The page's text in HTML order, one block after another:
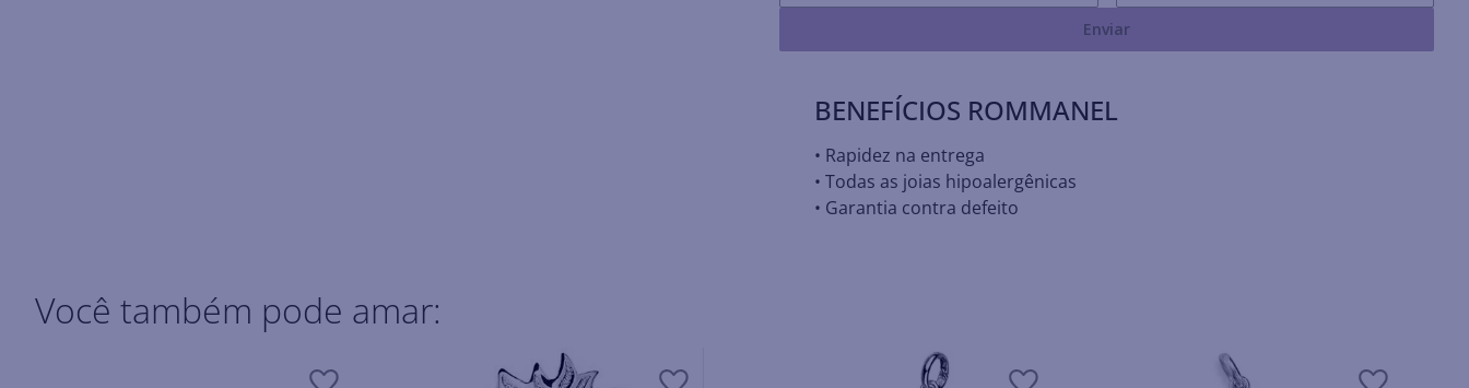
Enviar
BENEFÍCIOS ROMMANEL
• Rapidez na entrega
• Todas as joias hipoalergênicas
• Garantia contra defeito
Você também pode amar: